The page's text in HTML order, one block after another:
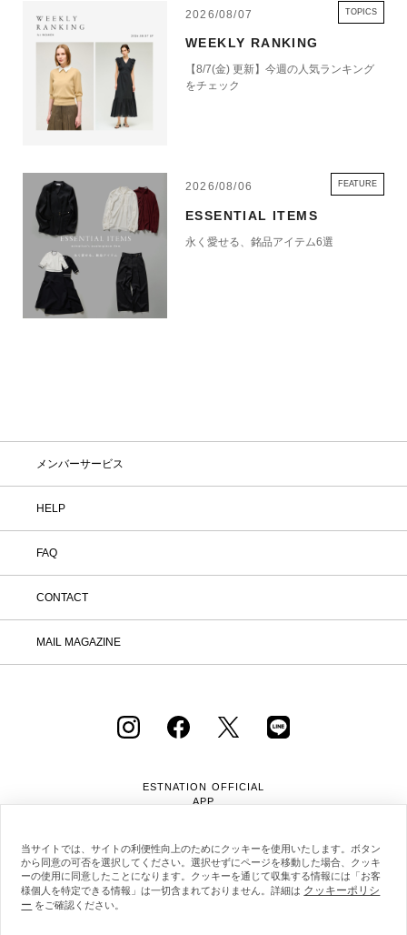
2026/08/07 TOPICS
WEEKLY RANKING
【8/7(金) 更新】今週の人気ランキング
をチェック
2026/08/06 FEATURE
ESSENTIAL ITEMS
永く愛せる、銘品アイテム6選
メンバーサービス
HELP
FAQ
CONTACT
MAIL MAGAZINE
ESTNATION OFFICIAL
APP
会社概要
当サイトでは、サイトの利便性向上のためにクッキーを使用いたします。ボタン
から同意の可否を選択してください。選択せずにページを移動した場合、クッキ
ーの使用に同意したことになります。クッキーを通じて収集する情報には「お客
様個人を特定できる情報」は一切含まれておりません。詳細は クッキーポリシ
ー をご確認ください。